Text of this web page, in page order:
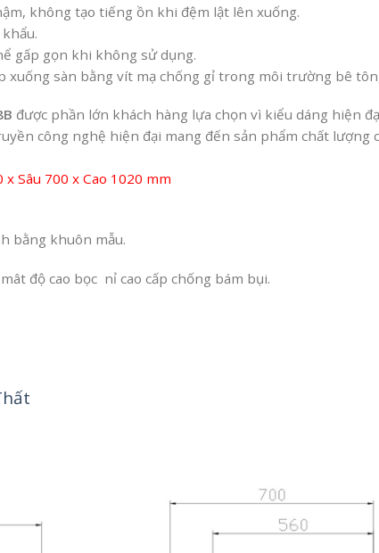
không tạo tiếng ồn khi đệm lật lên xuống.
gấp gọn khi không sử dụng.
sàn bằng vít mạ chống gỉ trong môi trường bê
được phần lớn khách hàng lựa chọn vì kiểu dáng hiện
công nghệ hiện đại mang đến sản phẩm chất lượng
x Sâu 700 x Cao 1020 mm
bằng khuôn mẫu.
độ cao bọc nỉ cao cấp chống bám bụi.